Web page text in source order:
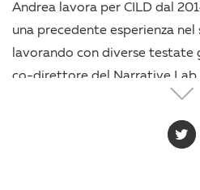
Andrea lavora per CILD dal
una precedente esperienza
lavorando con diverse testate
co-direttore del Narrative Lab
anche dello staff del Sindaco
Dal 2014 ricopre anche il ruolo
comunicazione di Antigone e,